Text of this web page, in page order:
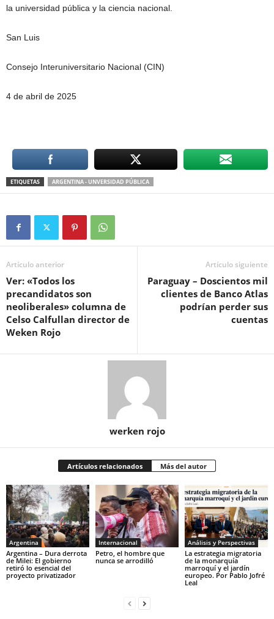
la universidad pública y la ciencia nacional.
San Luis
Consejo Interuniversitario Nacional (CIN)
4 de abril de 2025
ETIQUETAS ARGENTINA - UNVERSIDAD PÚBLICA
Artículo anterior
Ver: «Todos los
precandidatos son
neoliberales» columna de
Celso Calfullan director de
Weken Rojo
Artículo siguiente
Paraguay – Doscientos mil
clientes de Banco Atlas
podrían perder sus
cuentas
werken rojo
Artículos relacionados Más del autor
Argentina
Argentina – Dura derrota
de Milei: El gobierno
retiró lo esencial del
proyecto privatizador
Internacional
Petro, el hombre que
nunca se arrodilló
Análisis y Perspectivas
La estrategia migratoria
de la monarquía
marroquí y el jardín
europeo. Por Pablo Jofré
Leal